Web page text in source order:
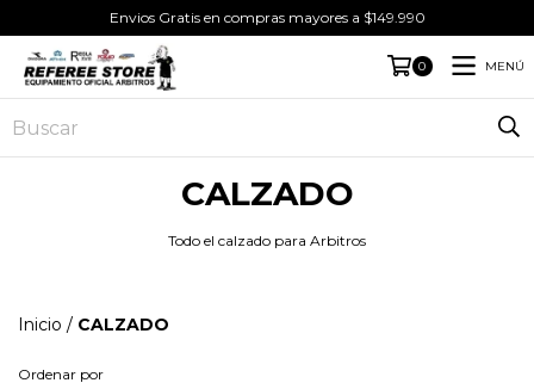
Envios Gratis en compras mayores a $149.990
0 MENÚ
CALZADO
Todo el calzado para Arbitros
Inicio / CALZADO
Ordenar por